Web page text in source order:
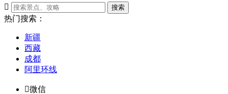

搜索
热门搜索：
新疆
西藏
成都
阿里环线
微信